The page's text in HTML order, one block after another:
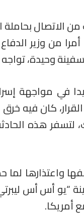
من وزير
وحيدة،
مواجهة
كان فيه
واعتذارها
“يو أس أس
أمريكا.